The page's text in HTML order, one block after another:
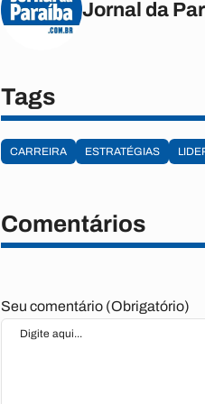
Jornal da
Tags
CARREIRA ESTRATÉGIAS
Comentários
Seu comentário (Obrigatório)